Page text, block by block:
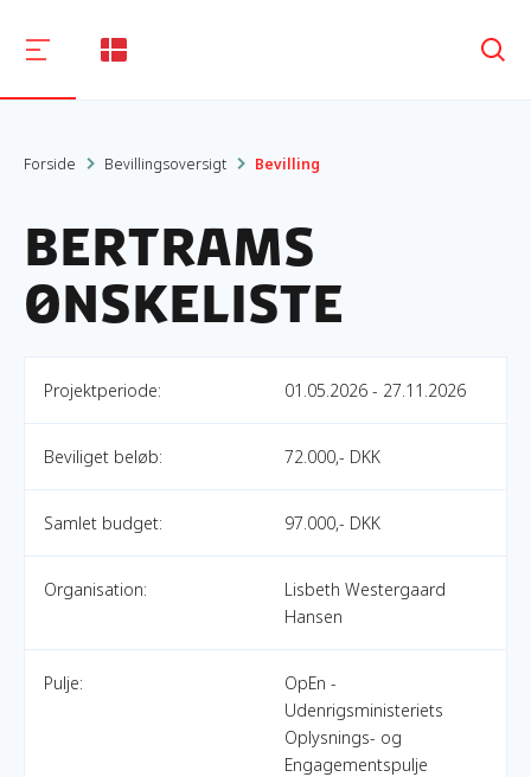
Søg
Forside Bevillingsoversigt Bevilling
Bertrams
Ønskeliste
Projektperiode: 01.05.2026 - 27.11.2026
Beviliget beløb: 72.000,- DKK
Samlet budget: 97.000,- DKK
Organisation:
Lisbeth Westergaard
Hansen
Pulje:
OpEn -
Udenrigsministeriets
Oplysnings- og
Engagementspulje